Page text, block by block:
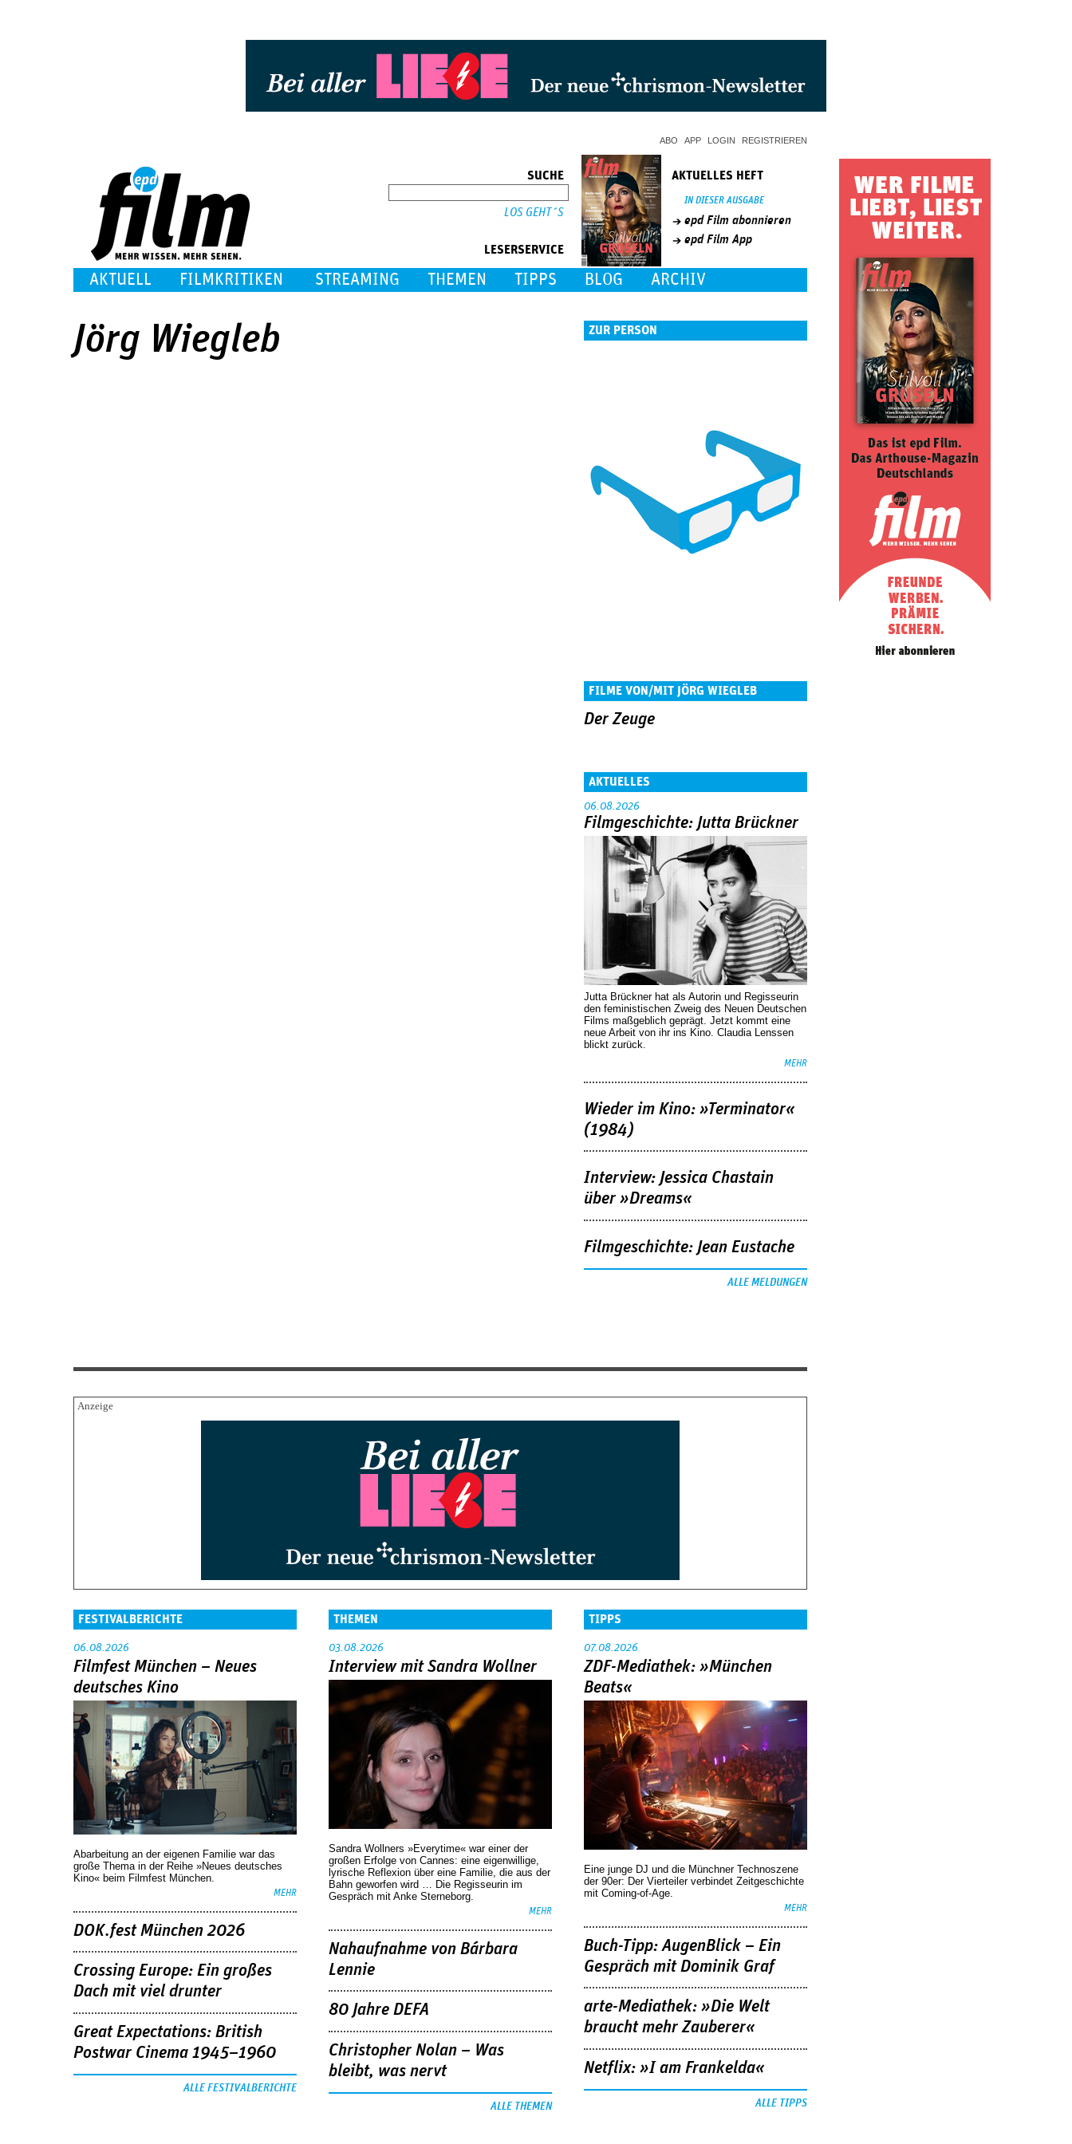
ABO APP LOGIN REGISTRIEREN
SUCHE
LESERSERVICE
AKTUELLES HEFT
IN DIESER AUSGABE
epd Film abonnieren
epd Film App
AKTUELL FILMKRITIKEN STREAMING THEMEN TIPPS BLOG ARCHIV
Jörg Wiegleb ZUR PERSON
FILME VON/MIT JÖRG WIEGLEB
Der Zeuge
AKTUELLES
06.08.2026
Filmgeschichte: Jutta Brückner
Jutta Brückner hat als Autorin und Regisseurin
den feministischen Zweig des Neuen Deutschen
Films maßgeblich geprägt. Jetzt kommt eine
neue Arbeit von ihr ins Kino. Claudia Lenssen
blickt zurück.
MEHR
Wieder im Kino: »Terminator«
(1984)
Interview: Jessica Chastain
über »Dreams«
Filmgeschichte: Jean Eustache
ALLE MELDUNGEN
FESTIVALBERICHTE
06.08.2026
Filmfest München – Neues
deutsches Kino
Abarbeitung an der eigenen Familie war das
große Thema in der Reihe »Neues deutsches
Kino« beim Filmfest München.
MEHR
DOK.fest München 2026
Crossing Europe: Ein großes
Dach mit viel drunter
Great Expectations: British
Postwar Cinema 1945–1960
ALLE FESTIVALBERICHTE
THEMEN
03.08.2026
Interview mit Sandra Wollner
Sandra Wollners »Everytime« war einer der
großen Erfolge von Cannes: eine eigenwillige,
lyrische Reflexion über eine ­Familie, die aus der
Bahn geworfen wird … Die Regisseurin im
Gespräch mit Anke Sterneborg.
MEHR
Nahaufnahme von Bárbara
Lennie
80 Jahre DEFA
Christopher Nolan – Was
bleibt, was nervt
ALLE THEMEN
TIPPS
07.08.2026
ZDF-Mediathek: »München
Beats«
Eine junge DJ und die Münchner Technoszene
der 90er: Der Vierteiler verbindet Zeitgeschichte
mit Coming-of-Age.
MEHR
Buch-Tipp: AugenBlick – Ein
Gespräch mit Dominik Graf
arte-Mediathek: »Die Welt
braucht mehr Zauberer«
Netflix: »I am Frankelda«
ALLE TIPPS